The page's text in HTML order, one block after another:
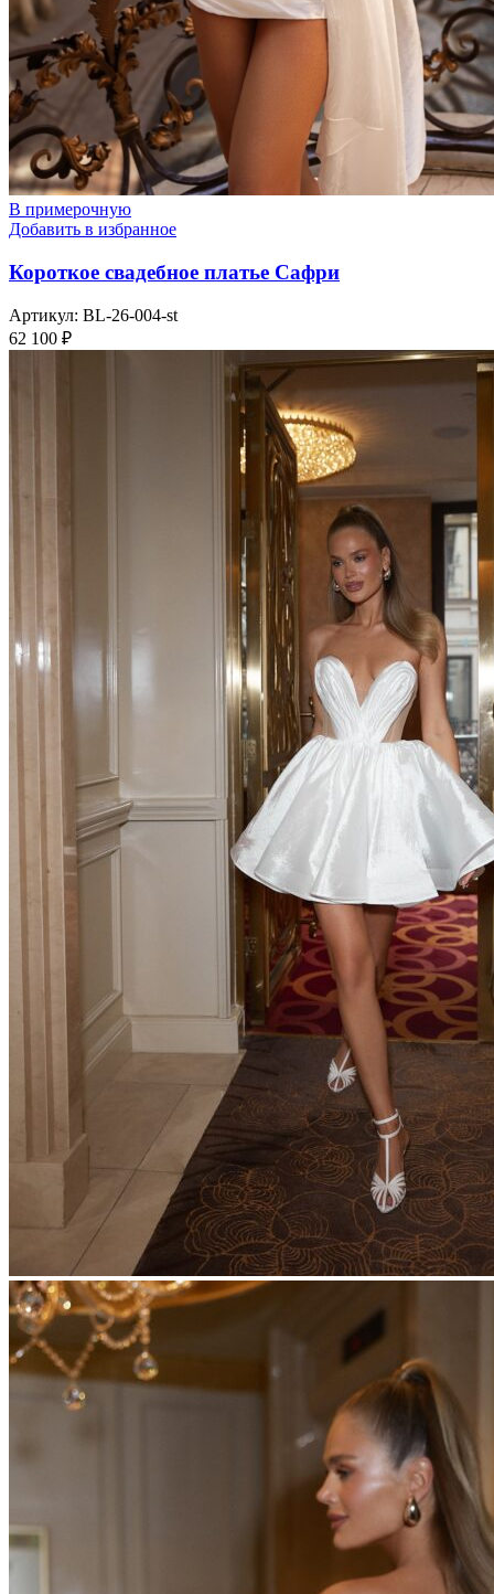
В примерочную
Добавить в избранное
Короткое свадебное платье Сафри
Артикул: BL-26-004-st
62 100 ₽